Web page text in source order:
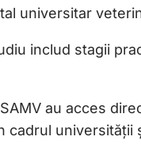
universitar
includ stagii
au acces
cadrul universității